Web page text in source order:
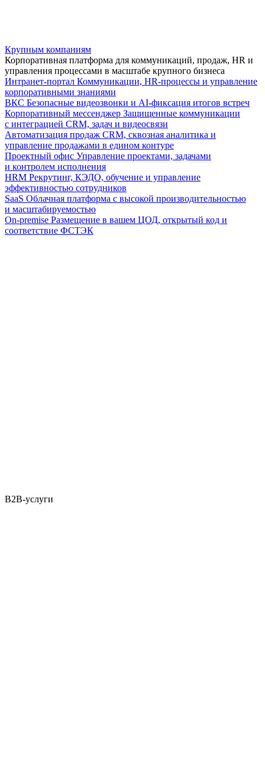
Крупным компаниям
Корпоративная платформа для коммуникаций, продаж, HR и
управления процессами в масштабе крупного бизнеса
Интранет-портал Коммуникации, HR-процессы и управление
корпоративными знаниями
ВКС Безопасные видеозвонки и AI-фиксация итогов встреч
Корпоративный мессенджер Защищенные коммуникации
с интеграцией CRM, задач и видеосвязи
Автоматизация продаж CRM, сквозная аналитика и
управление продажами в едином контуре
Проектный офис Управление проектами, задачами
и контролем исполнения
HRM Рекрутинг, КЭДО, обучение и управление
эффективностью сотрудников
SaaS Облачная платформа с высокой производительностью
и масштабируемостью
On-premise Размещение в вашем ЦОД, открытый код и
соответствие ФСТЭК
B2B-услуги